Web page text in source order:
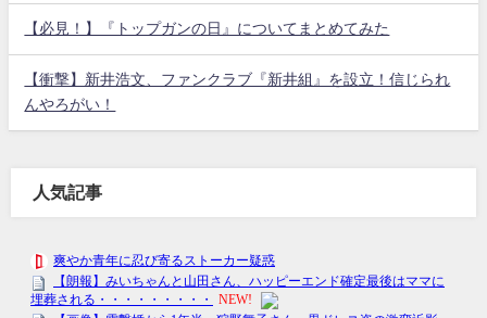
【必見！】『トップガンの日』についてまとめてみた
【衝撃】新井浩文、ファンクラブ『新井組』を設立！信じられ
んやろがい！
人気記事